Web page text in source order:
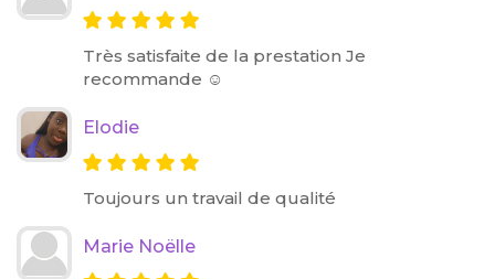
Très satisfaite de la prestation Je
recommande ☺️
Elodie
Toujours un travail de qualité
Marie Noëlle